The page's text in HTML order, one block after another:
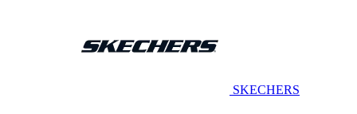
SKECHERS